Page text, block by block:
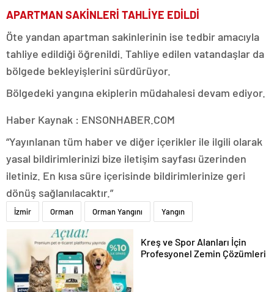
APARTMAN SAKİNLERİ TAHLİYE EDİLDİ
Öte yandan apartman sakinlerinin ise tedbir amacıyla
tahliye edildiği öğrenildi. Tahliye edilen vatandaşlar da
bölgede bekleyişlerini sürdürüyor.
Bölgedeki yangına ekiplerin müdahalesi devam ediyor.
Haber Kaynak : ENSONHABER.COM
“Yayınlanan tüm haber ve diğer içerikler ile ilgili olarak
yasal bildirimlerinizi bize iletişim sayfası üzerinden
iletiniz. En kısa süre içerisinde bildirimlerinize geri
dönüş sağlanılacaktır.”
İzmir Orman Orman Yangını Yangın
Kreş ve Spor Alanları İçin
Profesyonel Zemin Çözümleri